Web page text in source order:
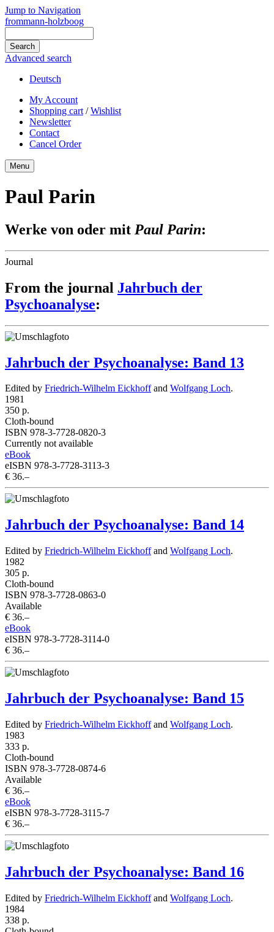
Jump to Navigation
frommann-holzboog
Advanced search
Deutsch
My Account
Shopping cart /Wishlist
Newsletter
Contact
Cancel Order
Menu
Paul Parin
Werke von oder mit Paul Parin:
Journal
From the journal Jahrbuch der
Psychoanalyse:
Jahrbuch der Psychoanalyse: Band 13
Edited by Friedrich-Wilhelm Eickhoffand Wolfgang Loch.
1981
350 p.
Cloth-bound
ISBN 978-3-7728-0820-3
Currently not available
eBook
eISBN 978-3-7728-3113-3
€ 36.–
Jahrbuch der Psychoanalyse: Band 14
Edited by Friedrich-Wilhelm Eickhoffand Wolfgang Loch.
1982
305 p.
Cloth-bound
ISBN 978-3-7728-0863-0
Available
€ 36.–
eBook
eISBN 978-3-7728-3114-0
€ 36.–
Jahrbuch der Psychoanalyse: Band 15
Edited by Friedrich-Wilhelm Eickhoffand Wolfgang Loch.
1983
333 p.
Cloth-bound
ISBN 978-3-7728-0874-6
Available
€ 36.–
eBook
eISBN 978-3-7728-3115-7
€ 36.–
Jahrbuch der Psychoanalyse: Band 16
Edited by Friedrich-Wilhelm Eickhoffand Wolfgang Loch.
1984
338 p.